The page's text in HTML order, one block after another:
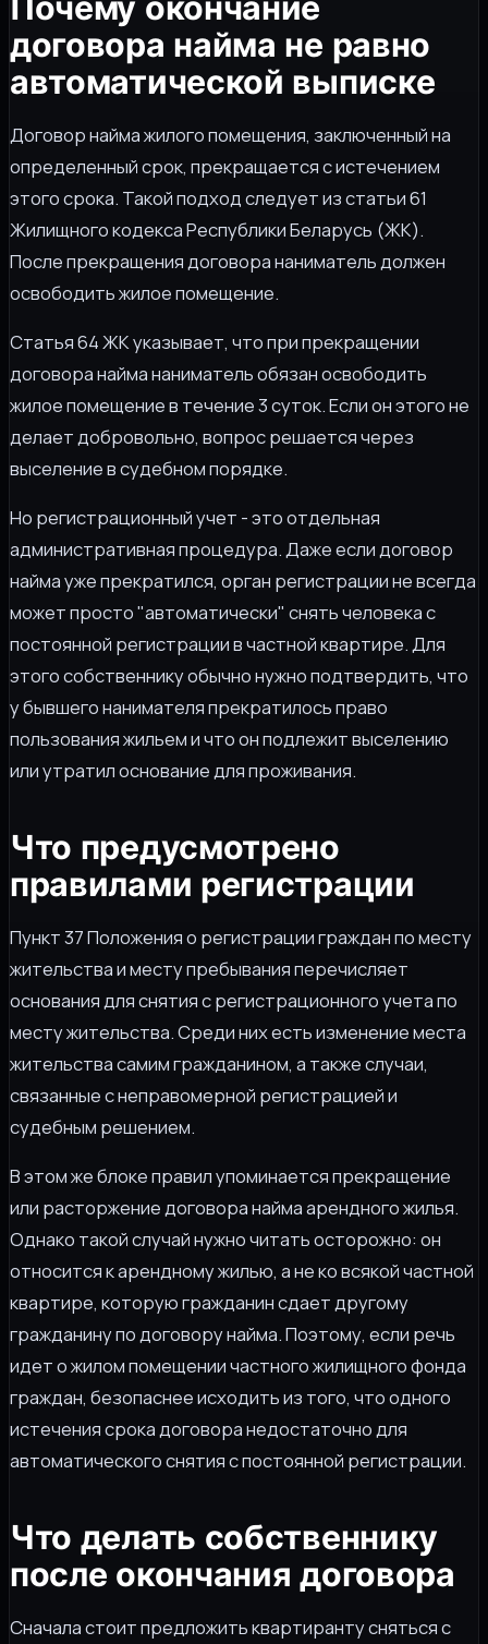
договора найма не равно
автоматической выписке
Договор найма жилого помещения, заключенный на
определенный срок, прекращается с истечением
этого срока. Такой подход следует из статьи 61
Жилищного кодекса Республики Беларусь (ЖК).
После прекращения договора наниматель должен
освободить жилое помещение.
Статья 64 ЖК указывает, что при прекращении
договора найма наниматель обязан освободить
жилое помещение в течение 3 суток. Если он этого не
делает добровольно, вопрос решается через
выселение в судебном порядке.
Но регистрационный учет - это отдельная
административная процедура. Даже если договор
найма уже прекратился, орган регистрации не всегда
может просто "автоматически" снять человека с
постоянной регистрации в частной квартире. Для
этого собственнику обычно нужно подтвердить, что
у бывшего нанимателя прекратилось право
пользования жильем и что он подлежит выселению
или утратил основание для проживания.
Что предусмотрено
правилами регистрации
Пункт 37 Положения о регистрации граждан по месту
жительства и месту пребывания перечисляет
основания для снятия с регистрационного учета по
месту жительства. Среди них есть изменение места
жительства самим гражданином, а также случаи,
связанные с неправомерной регистрацией и
судебным решением.
В этом же блоке правил упоминается прекращение
или расторжение договора найма арендного жилья.
Однако такой случай нужно читать осторожно: он
относится к арендному жилью, а не ко всякой частной
квартире, которую гражданин сдает другому
гражданину по договору найма. Поэтому, если речь
идет о жилом помещении частного жилищного фонда
граждан, безопаснее исходить из того, что одного
истечения срока договора недостаточно для
автоматического снятия с постоянной регистрации.
Что делать собственнику
после окончания договора
Сначала стоит предложить квартиранту сняться с